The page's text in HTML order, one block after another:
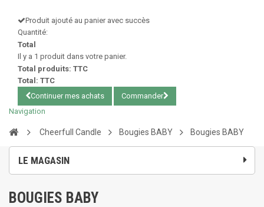
Produit ajouté au panier avec succès
Quantité:
Total
Il y a 1 produit dans votre panier.
Total produits: TTC
Total: TTC
Continuer mes achats
Commander
Navigation
Cheerfull Candle Bougies BABY Bougies BABY
LE MAGASIN
BOUGIES BABY